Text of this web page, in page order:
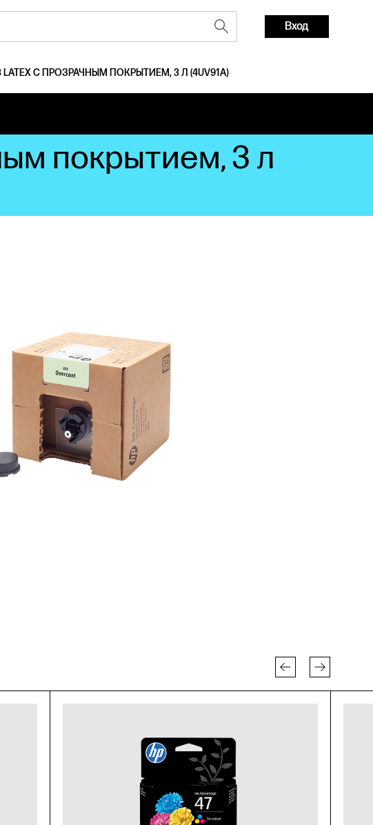
Вход
LATEX С ПРОЗРАЧНЫМ ПОКРЫТИЕМ, 3 Л (4UV91A)
покрытием, 3 л